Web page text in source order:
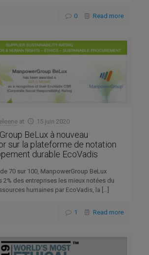
0 Read more
at 15 juin 2020
BeLux à nouveau
sur la plateforme de notation
durable EcoVadis
70 sur 100, ManpowerGroup BeLux
2% des entreprises les mieux notées du
humaines par EcoVadis, la […]
1 Read more